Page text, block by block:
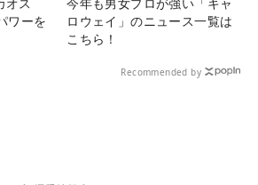
ワーを
ロウェイ」のニュース一覧は
こちら！
Recommended by